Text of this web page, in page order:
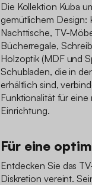
Die Kollektion Kuba
gemütlichem Design:
Nachttische, TV-
Bücherregale,
Holzoptik (MDF und
Schubladen, die in
erhältlich sind,
Funktionalität für
Einrichtung.
Für eine
Entdecken Sie das
Diskretion vereint.